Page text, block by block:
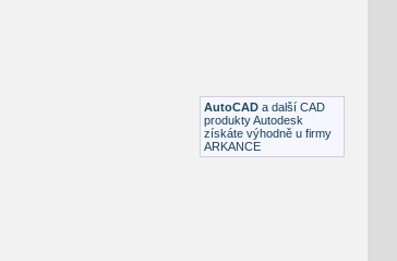
DWG Stoly
AutoCAD a další CAD
produkty Autodesk
získáte výhodně u firmy
ARKANCE